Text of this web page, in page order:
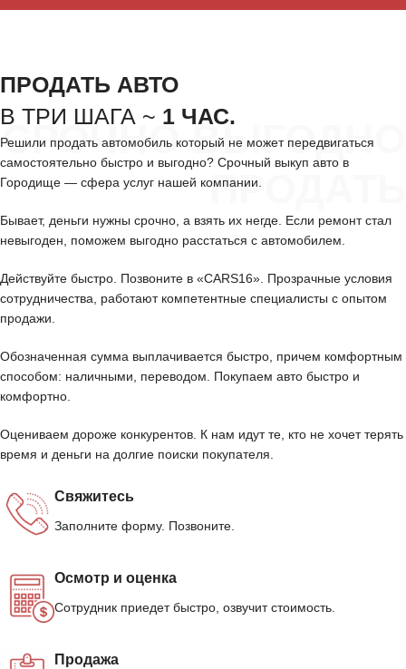
СРОЧНО ВЫГОДНО
ПРОДАТЬ
ПРОДАТЬ АВТО
В ТРИ ШАГА ~ 1 ЧАС.
Решили продать автомобиль который не может передвигаться
самостоятельно быстро и выгодно? Срочный выкуп авто в
Городище — сфера услуг нашей компании.
Бывает, деньги нужны срочно, а взять их негде. Если ремонт стал
невыгоден, поможем выгодно расстаться с автомобилем.
Действуйте быстро. Позвоните в «CARS16». Прозрачные условия
сотрудничества, работают компетентные специалисты с опытом
продажи.
Обозначенная сумма выплачивается быстро, причем комфортным
способом: наличными, переводом. Покупаем авто быстро и
комфортно.
Оцениваем дороже конкурентов. К нам идут те, кто не хочет терять
время и деньги на долгие поиски покупателя.
Свяжитесь
Заполните форму. Позвоните.
Осмотр и оценка
Сотрудник приедет быстро, озвучит стоимость.
Продажа